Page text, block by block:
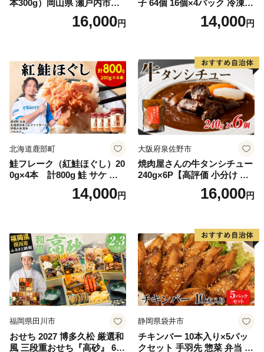
本300g）岡山県 瀬戸内市産
石黒農園 ヨーグルト パン 砂
糖の代わり 香り高い いい香
16,000円
子 64個 16個×4パック 冷凍
中華 点心 B級グルメ ご当地
野菜 おつまみ おかず 簡単調
ー ギフト お取り寄せ 日高市
14,000円
北海道鹿部町
鮭フレーク（紅鮭ほぐし）20
0g×4本 計800g 鮭 サケ 鮭
ほぐし サケフレーク シャケ
フレーク 鮭フレーク14,000円
大阪府泉佐野市
焼肉屋さんの牛タンシチュー
240g×6P【高評価 小分け 惣
菜 牛たん 一人暮らし 冷凍】
16,000円
福岡県田川市
おせち 2027 博多久松 厳選和
風 三段重おせち『高砂』 6.5
静岡県袋井市
チキンバー 10本入り×5パッ
クセット 手羽先 惣菜 弁当 お